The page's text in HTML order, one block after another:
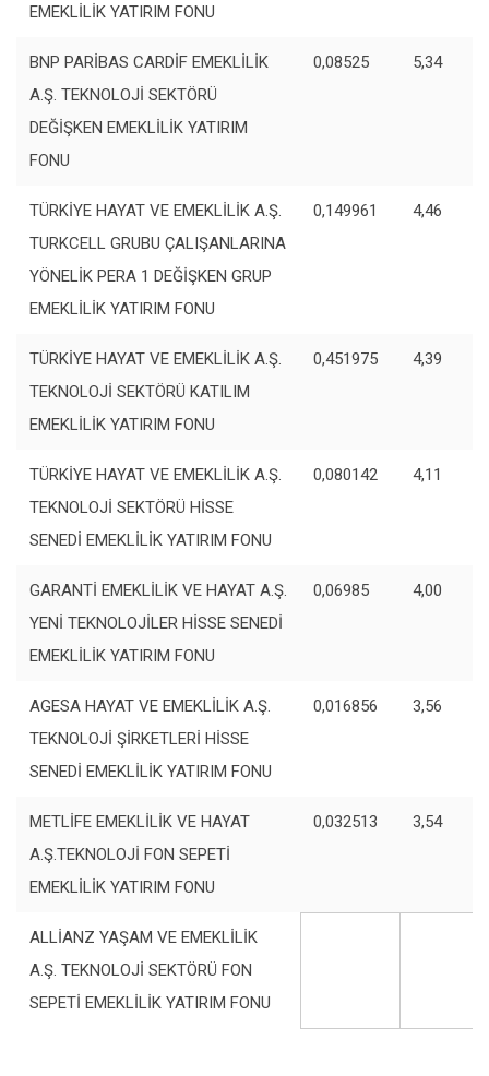
EMEKLİLİK YATIRIM FONU
BNP PARİBAS CARDİF EMEKLİLİK
A.Ş. TEKNOLOJİ SEKTÖRÜ
DEĞİŞKEN EMEKLİLİK YATIRIM
FONU
0,08525 5,34
TÜRKİYE HAYAT VE EMEKLİLİK A.Ş.
TURKCELL GRUBU ÇALIŞANLARINA
YÖNELİK PERA 1 DEĞİŞKEN GRUP
EMEKLİLİK YATIRIM FONU
0,149961 4,46
TÜRKİYE HAYAT VE EMEKLİLİK A.Ş.
TEKNOLOJİ SEKTÖRÜ KATILIM
EMEKLİLİK YATIRIM FONU
0,451975 4,39
TÜRKİYE HAYAT VE EMEKLİLİK A.Ş.
TEKNOLOJİ SEKTÖRÜ HİSSE
SENEDİ EMEKLİLİK YATIRIM FONU
0,080142 4,11
GARANTİ EMEKLİLİK VE HAYAT A.Ş.
YENİ TEKNOLOJİLER HİSSE SENEDİ
EMEKLİLİK YATIRIM FONU
0,06985 4,00
AGESA HAYAT VE EMEKLİLİK A.Ş.
TEKNOLOJİ ŞİRKETLERİ HİSSE
SENEDİ EMEKLİLİK YATIRIM FONU
0,016856 3,56
METLİFE EMEKLİLİK VE HAYAT
A.Ş.TEKNOLOJİ FON SEPETİ
EMEKLİLİK YATIRIM FONU
0,032513 3,54
ALLİANZ YAŞAM VE EMEKLİLİK
A.Ş. TEKNOLOJİ SEKTÖRÜ FON
SEPETİ EMEKLİLİK YATIRIM FONU